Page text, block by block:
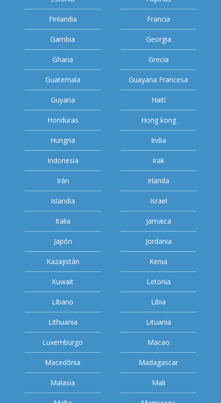
Finlandia Francia
Gambia Georgia
Ghana Grecia
Guatemala Guayana Francesa
Guyana Haití
Honduras Hong kong
Hungría India
Indonesia Irak
Irán Irlanda
Islandia Israel
Italia Jamaica
Japón Jordania
Kazajistán Kenia
Kuwait Letonia
Líbano Libia
Lithuania Lituania
Luxemburgo Macao
Macedônia Madagascar
Malasia Mali